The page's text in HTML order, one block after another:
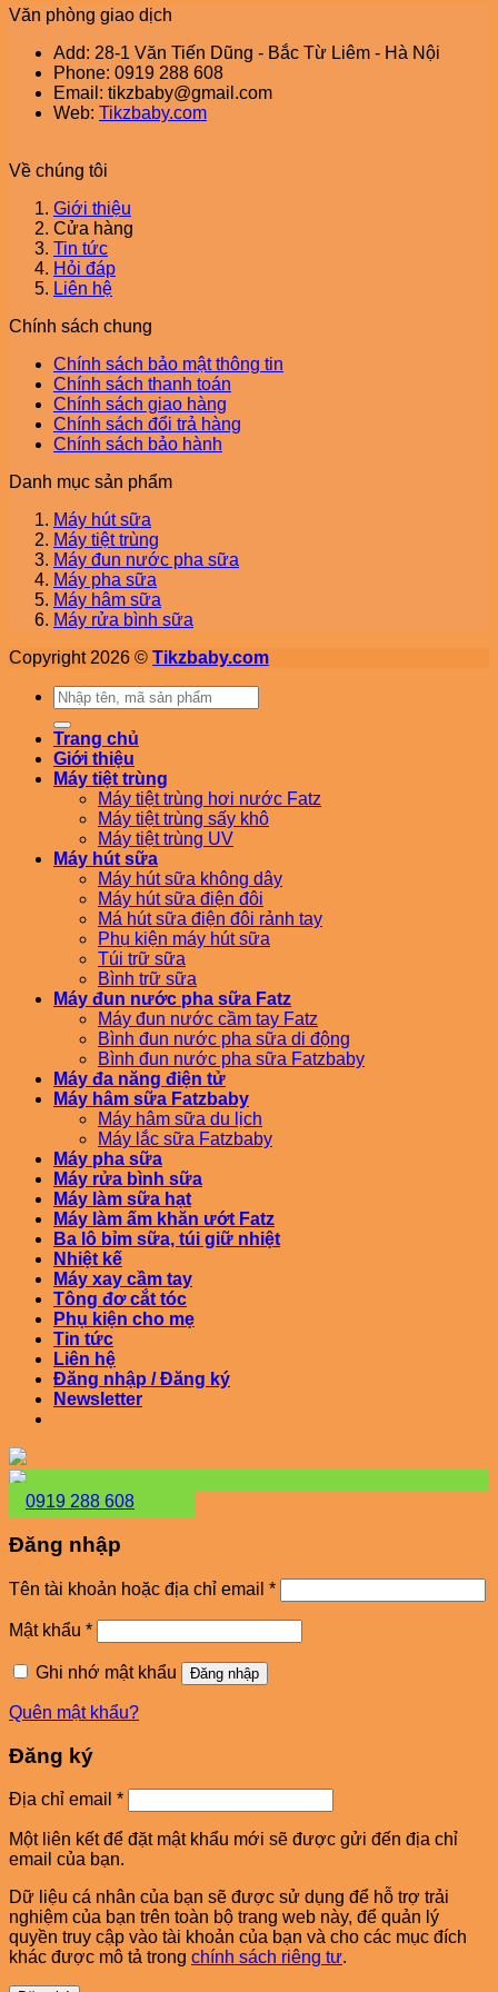
Văn phòng giao dịch
Add: 28-1 Văn Tiến Dũng - Bắc Từ Liêm - Hà Nội
Phone: 0919 288 608
Email: tikzbaby@gmail.com
Web: Tikzbaby.com
Về chúng tôi
Giới thiệu
Cửa hàng
Tin tức
Hỏi đáp
Liên hệ
Chính sách chung
Chính sách bảo mật thông tin
Chính sách thanh toán
Chính sách giao hàng
Chính sách đổi trả hàng
Chính sách bảo hành
Danh mục sản phẩm
Máy hút sữa
Máy tiệt trùng
Máy đun nước pha sữa
Máy pha sữa
Máy hâm sữa
Máy rửa bình sữa
Copyright 2026 © Tikzbaby.com
Tìm
kiếm:
Trang chủ
Giới thiệu
Máy tiệt trùng
Máy tiệt trùng hơi nước Fatz
Máy tiệt trùng sấy khô
Máy tiệt trùng UV
Máy hút sữa
Máy hút sữa không dây
Máy hút sữa điện đôi
Má hút sữa điện đôi rảnh tay
Phụ kiện máy hút sữa
Túi trữ sữa
Bình trữ sữa
Máy đun nước pha sữa Fatz
Máy đun nước cầm tay Fatz
Bình đun nước pha sữa di động
Bình đun nước pha sữa Fatzbaby
Máy đa năng điện tử
Máy hâm sữa Fatzbaby
Máy hâm sữa du lịch
Máy lắc sữa Fatzbaby
Máy pha sữa
Máy rửa bình sữa
Máy làm sữa hạt
Máy làm ấm khăn ướt Fatz
Ba lô bỉm sữa, túi giữ nhiệt
Nhiệt kế
Máy xay cầm tay
Tông đơ cắt tóc
Phụ kiện cho mẹ
Tin tức
Liên hệ
Đăng nhập / Đăng ký
Newsletter
0919 288 608
Đăng nhập
Tên tài khoản hoặc địa chỉ email *Bắt
buộc
Mật khẩu *Bắt
buộc
Ghi nhớ mật khẩu
Đăng nhập
Quên mật khẩu?
Đăng ký
Địa chỉ email *Bắt
buộc
Một liên kết để đặt mật khẩu mới sẽ được gửi đến địa chỉ
email của bạn.
Dữ liệu cá nhân của bạn sẽ được sử dụng để hỗ trợ trải
nghiệm của bạn trên toàn bộ trang web này, để quản lý
quyền truy cập vào tài khoản của bạn và cho các mục đích
khác được mô tả trong chính sách riêng tư.